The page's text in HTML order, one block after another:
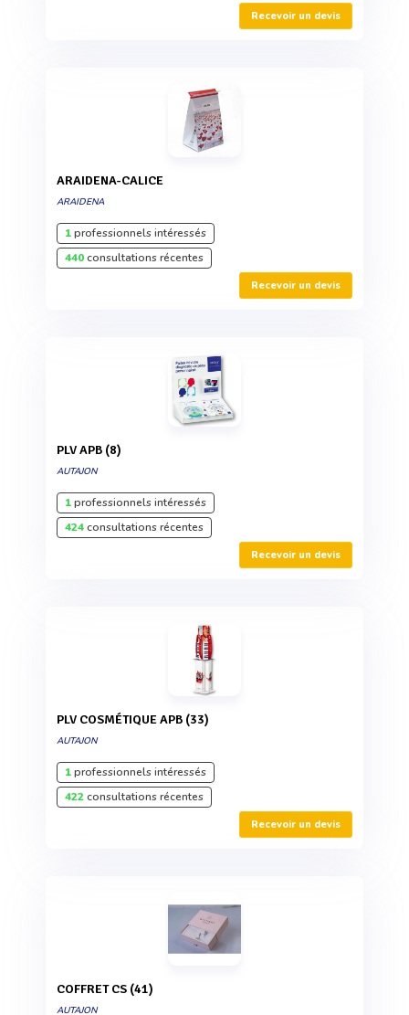
Recevoir un devis
ARAIDENA-CALICE
ARAIDENA
1professionnels intéressés
440consultations récentes
Recevoir un devis
PLV APB (8)
AUTAJON
1professionnels intéressés
424consultations récentes
Recevoir un devis
PLV COSMÉTIQUE APB (33)
AUTAJON
1professionnels intéressés
422consultations récentes
Recevoir un devis
COFFRET CS (41)
AUTAJON